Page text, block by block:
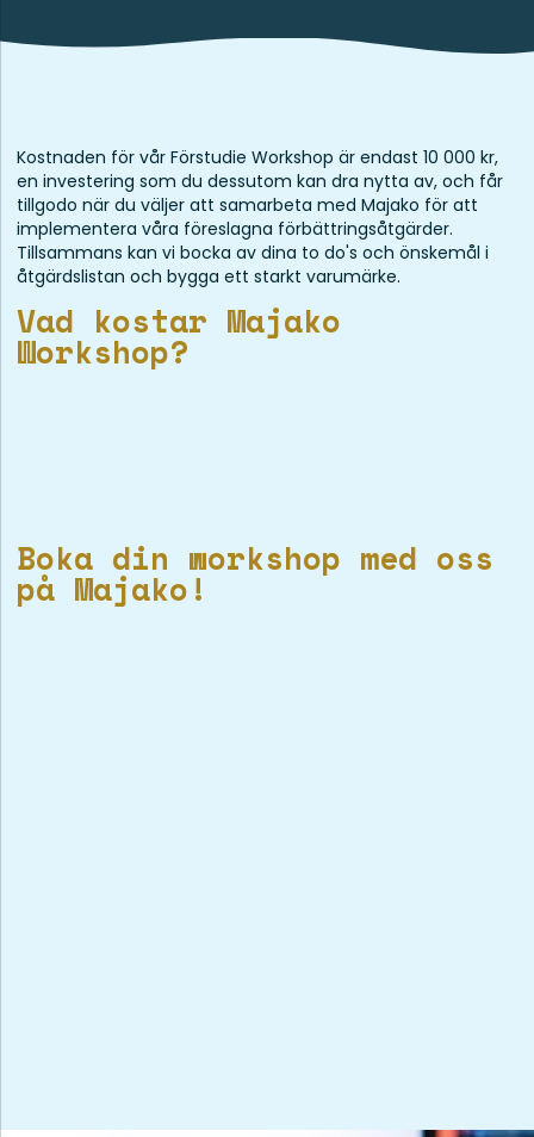
Kostnaden för vår Förstudie Workshop är endast 10 000 kr,
en investering som du dessutom kan dra nytta av, och får
tillgodo när du väljer att samarbeta med Majako för att
implementera våra föreslagna förbättringsåtgärder.
Tillsammans kan vi bocka av dina to do's och önskemål i
åtgärdslistan och bygga ett starkt varumärke.
Vad kostar Majako
Workshop?
Boka din workshop med oss
på Majako!